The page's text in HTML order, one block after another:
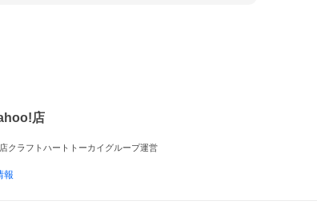
店
クラフトハートトーカイグループ運営
報